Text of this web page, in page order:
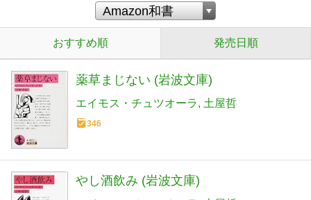
おすすめ順 発売日順
薬草まじない (岩波文庫)
エイモス・チュツオーラ 土屋哲
346
やし酒飲み (岩波文庫)